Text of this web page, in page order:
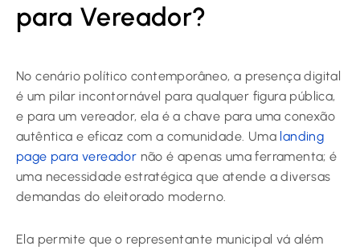
para Vereador?
No cenário político contemporâneo, a presença digital
é um pilar incontornável para qualquer figura pública,
e para um vereador, ela é a chave para uma conexão
autêntica e eficaz com a comunidade. Uma landing
page para vereador não é apenas uma ferramenta; é
uma necessidade estratégica que atende a diversas
demandas do eleitorado moderno.
Ela permite que o representante municipal vá além